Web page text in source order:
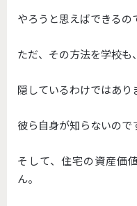
やろうと思えばできるの
ただ、その方法を学校も
隠しているわけではあり
彼ら自身が知らないので
そして、住宅の資産価
ん。